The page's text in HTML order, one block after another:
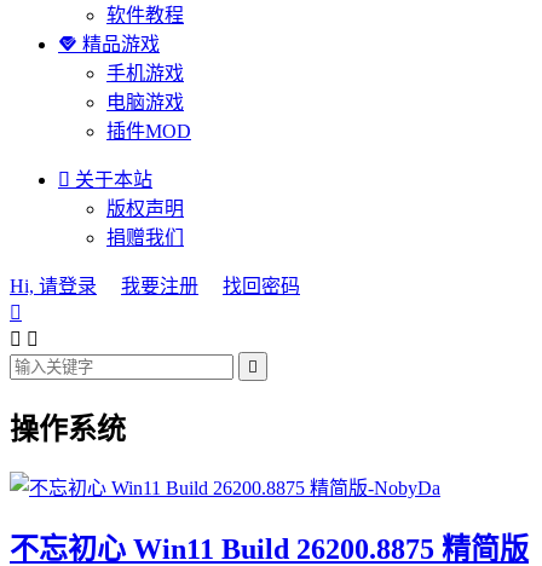
软件教程
 精品游戏
手机游戏
电脑游戏
插件MOD
 关于本站
版权声明
捐赠我们
Hi, 请登录 我要注册
找回密码

 

操作系统
不忘初心 Win11 Build 26200.8875 精简版